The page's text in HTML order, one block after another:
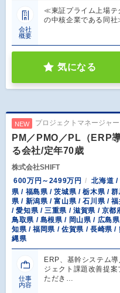
会社
概要
≪東証プライム上場テ
の中核企業である同
気になる
NEW プロジェクトマネージャ
PM／PMO／PL（ERP
る会社/定年70歳
株式会社SHIFT
600万円～2499万円
北海道 /
県 / 福島県 / 茨城県 / 栃木県 /
県 / 新潟県 / 富山県 / 石川県 /
/ 愛知県 / 三重県 / 滋賀県 / 京
鳥取県 / 島根県 / 岡山県 / 広島
知県 / 福岡県 / 佐賀県 / 長崎県
縄県
仕事
内容
ERP、基幹システム
ジェクト課題改善提
ただき…